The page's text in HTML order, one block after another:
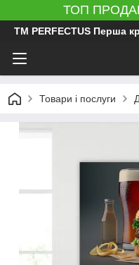
ТОП
ТМ PERFECTUS Перша
Товари і послуги